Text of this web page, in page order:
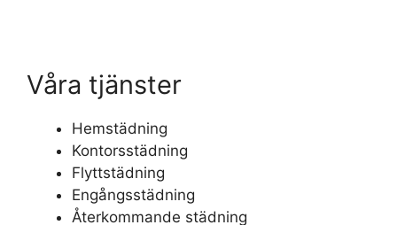
Våra tjänster
Hemstädning
Kontorsstädning
Flyttstädning
Engångsstädning
Återkommande städning